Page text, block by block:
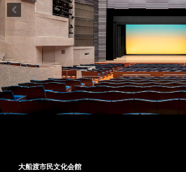
大船渡市民文化会館